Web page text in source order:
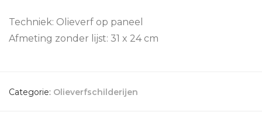
Techniek: Olieverf op paneel
Afmeting zonder lijst: 31 x 24 cm
Categorie: Olieverfschilderijen